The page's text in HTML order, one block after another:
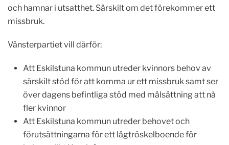
och hamnar i utsatthet. Särskilt om det förekommer ett
missbruk.
Vänsterpartiet vill därför:
Att Eskilstuna kommun utreder kvinnors behov av
särskilt stöd för att komma ur ett missbruk samt ser
över dagens befintliga stöd med målsättning att nå
fler kvinnor
Att Eskilstuna kommun utreder behovet och
förutsättningarna för ett lågtröskelboende för